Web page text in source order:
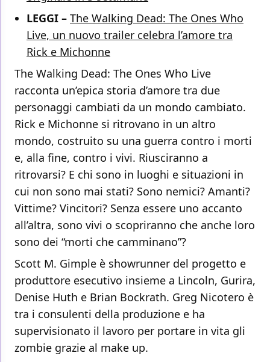
LEGGI – The Walking Dead: The Ones Who
Live, un nuovo trailer celebra l’amore tra
Rick e Michonne
The Walking Dead: The Ones Who Live
racconta un’epica storia d’amore tra due
personaggi cambiati da un mondo cambiato.
Rick e Michonne si ritrovano in un altro
mondo, costruito su una guerra contro i morti
e, alla fine, contro i vivi. Riusciranno a
ritrovarsi? E chi sono in luoghi e situazioni in
cui non sono mai stati? Sono nemici? Amanti?
Vittime? Vincitori? Senza essere uno accanto
all’altra, sono vivi o scopriranno che anche loro
sono dei “morti che camminano”?
Scott M. Gimple è showrunner del progetto e
produttore esecutivo insieme a Lincoln, Gurira,
Denise Huth e Brian Bockrath. Greg Nicotero è
tra i consulenti della produzione e ha
supervisionato il lavoro per portare in vita gli
zombie grazie al make up.